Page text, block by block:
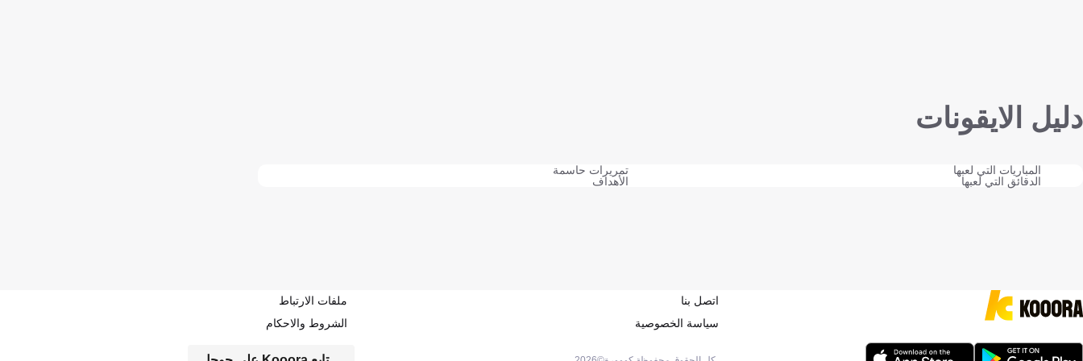
دليل الايقونات
المباريات التي لعبها
تمريرات حاسمة
الدقائق التي لعبها
الأهداف
اتصل بنا
ملفات الارتباط
سياسة الخصوصية
الشروط والاحكام